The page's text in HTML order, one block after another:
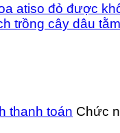
atiso đỏ được
trồng cây dâu
thanh toán Chức